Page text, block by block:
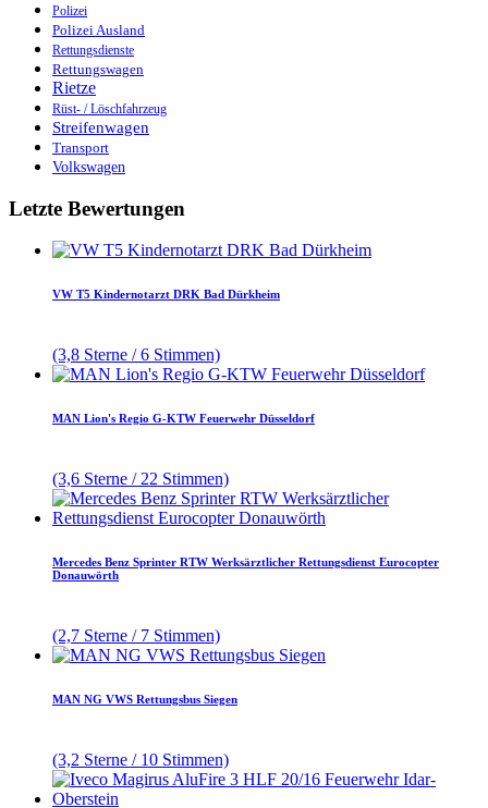
Polizei
Polizei Ausland
Rettungsdienste
Rettungswagen
Rietze
Rüst- / Löschfahrzeug
Streifenwagen
Transport
Volkswagen
Letzte Bewertungen
VW T5 Kindernotarzt DRK Bad Dürkheim
(3,8 Sterne / 6 Stimmen)
MAN Lion's Regio G-KTW Feuerwehr Düsseldorf
(3,6 Sterne / 22 Stimmen)
Mercedes Benz Sprinter RTW Werksärztlicher Rettungsdienst Eurocopter
Donauwörth
(2,7 Sterne / 7 Stimmen)
MAN NG VWS Rettungsbus Siegen
(3,2 Sterne / 10 Stimmen)